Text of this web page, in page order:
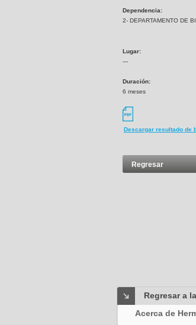
Dependencia:
2- DEPARTAMENTO DE
Lugar:
---
Duración:
6 meses
Descargar resultado de
Regresar
Regresar a
Acerca de